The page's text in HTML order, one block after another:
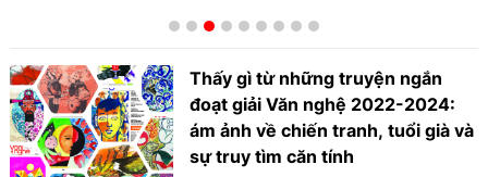
Thấy gì từ những truyện ngắn
đoạt giải Văn nghệ 2022-2024:
ám ảnh về chiến tranh, tuổi già và
sự truy tìm căn tính